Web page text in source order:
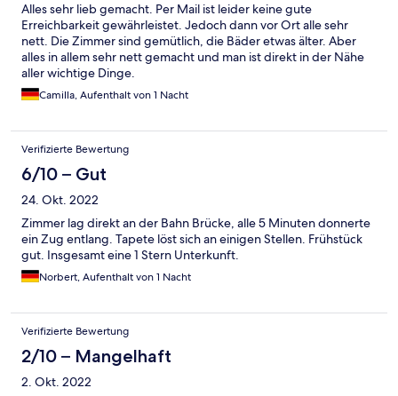
Alles sehr lieb gemacht. Per Mail ist leider keine gute
Erreichbarkeit gewährleistet. Jedoch dann vor Ort alle sehr
nett. Die Zimmer sind gemütlich, die Bäder etwas älter. Aber
alles in allem sehr nett gemacht und man ist direkt in der Nähe
aller wichtige Dinge.
Camilla, Aufenthalt von 1 Nacht
Verifizierte Bewertung
6/10 – Gut
24. Okt. 2022
Zimmer lag direkt an der Bahn Brücke, alle 5 Minuten donnerte
ein Zug entlang. Tapete löst sich an einigen Stellen. Frühstück
gut. Insgesamt eine 1 Stern Unterkunft.
Norbert, Aufenthalt von 1 Nacht
Verifizierte Bewertung
2/10 – Mangelhaft
2. Okt. 2022